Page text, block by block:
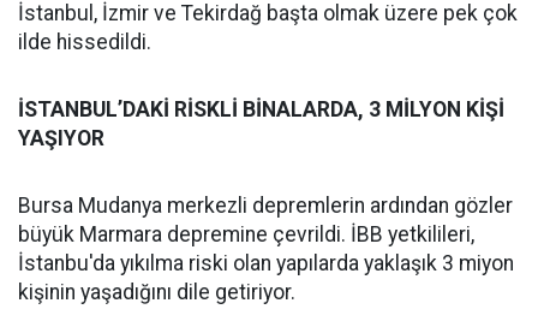
İstanbul, İzmir ve Tekirdağ başta olmak üzere pek çok
ilde hissedildi.
İSTANBUL’DAKİ RİSKLİ BİNALARDA, 3 MİLYON KİŞİ
YAŞIYOR
Bursa Mudanya merkezli depremlerin ardından gözler
büyük Marmara depremine çevrildi. İBB yetkilileri,
İstanbu'da yıkılma riski olan yapılarda yaklaşık 3 miyon
kişinin yaşadığını dile getiriyor.